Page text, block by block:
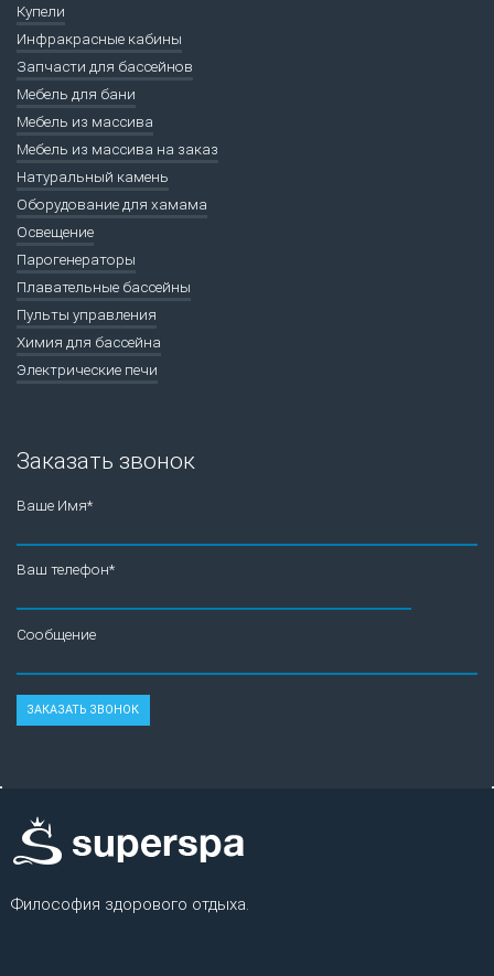
Купели
Инфракрасные кабины
Запчасти для бассейнов
Мебель для бани
Мебель из массива
Мебель из массива на заказ
Натуральный камень
Оборудование для хамама
Освещение
Парогенераторы
Плавательные бассейны
Пульты управления
Химия для бассейна
Электрические печи
Заказать звонок
Ваше Имя*
Ваш телефон*
Сообщение
Философия здорового отдыха.